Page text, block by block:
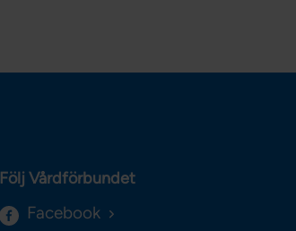
Följ Vårdförbundet
Facebook